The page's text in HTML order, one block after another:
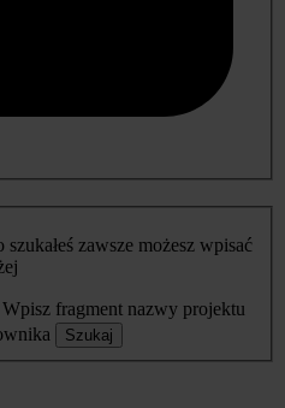
szukałeś zawsze możesz wpisać
Wpisz fragment nazwy projektu
Szukaj